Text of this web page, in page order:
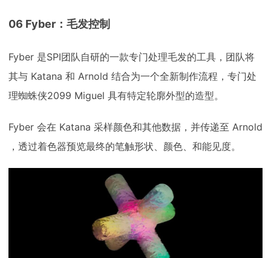
06 Fyber：毛发控制
Fyber 是SPI团队自研的一款专门处理毛发的工具，团队将
其与 Katana 和 Arnold 结合为一个全新制作流程，专门处
理蜘蛛侠2099 Miguel 具有特定轮廓外型的造型。
Fyber 会在 Katana 采样颜色和其他数据，并传递至 Arnold
，透过着色器预览最终的笔触形状、颜色、和能见度。